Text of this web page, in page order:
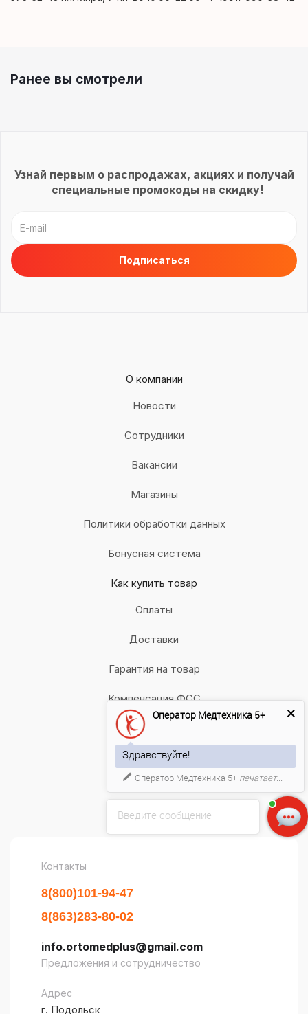
Ранее вы смотрели
Узнай первым о распродажах, акциях и получай
специальные промокоды на скидку!
О компании
Новости
Сотрудники
Вакансии
Магазины
Политики обработки данных
Бонусная система
Как купить товар
Оплаты
Доставки
Гарантия на товар
Компенсация ФСС
Блог
Вопрос-ответ
Бренды
Обзоры
Контакты
8(800)101-94-47
8(863)283-80-02
info.ortomedplus@gmail.com
Предложения и сотрудничество
Адрес
г. Подольск
Введите сообщение
Оператор Медтехника 5+
Здравствуйте!
Оператор Медтехника 5+ печатает...